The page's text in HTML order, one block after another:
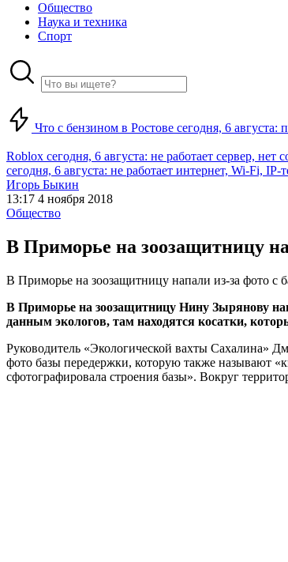
Общество
Наука и техника
Спорт
Что с бензином в Ростове сегодня, 6 августа:
Roblox сегодня, 6 августа: не работает сервер, нет
сегодня, 6 августа: не работает интернет, Wi-Fi, IP-
Игорь Быкин
13:17 4 ноября 2018
Общество
В Приморье на зоозащитницу
В Приморье на зоозащитницу напали из-за фото с
В Приморье на зоозащитницу Нину Зырянову
данным экологов, там находятся косатки,
Руководитель «Экологической вахты Сахалина»
фото базы передержки, которую также называют
сфотографировала строения базы». Вокруг